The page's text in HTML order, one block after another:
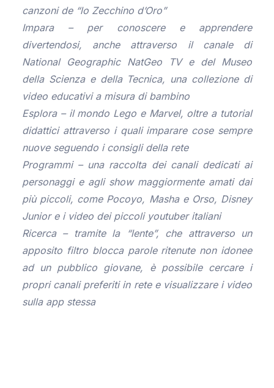
canzoni de “lo Zecchino d’Oro”
Impara – per conoscere e apprendere
divertendosi, anche attraverso il canale di
National Geographic NatGeo TV e del Museo
della Scienza e della Tecnica, una collezione di
video educativi a misura di bambino
Esplora – il mondo Lego e Marvel, oltre a tutorial
didattici attraverso i quali imparare cose sempre
nuove seguendo i consigli della rete
Programmi – una raccolta dei canali dedicati ai
personaggi e agli show maggiormente amati dai
più piccoli, come Pocoyo, Masha e Orso, Disney
Junior e i video dei piccoli youtuber italiani
Ricerca – tramite la “lente”, che attraverso un
apposito filtro blocca parole ritenute non idonee
ad un pubblico giovane, è possibile cercare i
propri canali preferiti in rete e visualizzare i video
sulla app stessa